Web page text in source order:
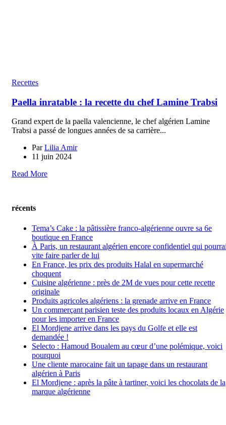
Recettes
Paella inratable : la recette du chef Lamine Trabsi
Grand expert de la paella valencienne, le chef algérien Lamine
Trabsi a passé de longues années de sa carrière...
ParLilia Amir
11 juin 2024
Read More
récents
Tema’s Cake : la pâtissière franco-algérienne ouvre sa 6e
boutique en France
À Paris, un restaurant algérien encore confidentiel qui
vite faire parler de lui
En France, les prix des produits Halal en supermarché
choquent
Cuisine algérienne : près de 2M de vues pour cette recette
originale
Produits agricoles algériens : la grenade arrive en France
Un commerçant parisien teste des produits locaux en Algérie
pour les importer en France
El Mordjene arrive dans les pays du Golfe et elle est
demandée !
Selecto : Hamoud Boualem au cœur d’une polémique, voici
pourquoi
Une cliente marocaine fait un tapage dans un restaurant
algérien à Paris
El Mordjene : après la pâte à tartiner, voici les chocolats de la
marque algérienne